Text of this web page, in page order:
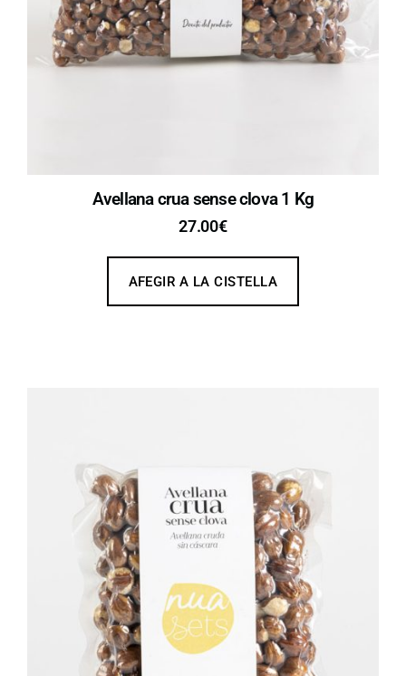
Avellana crua sense clova 1 Kg
27.00€
AFEGIR A LA CISTELLA